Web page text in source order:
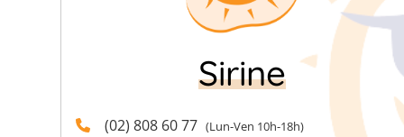
Sirine
(02) 808 60 77 (Lun-Ven 10h-18h)